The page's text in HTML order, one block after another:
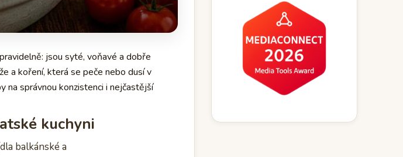
jsou syté, voňavé a dobře
a koření, která se peče nebo dusí v
na správnou konzistenci i nejčastější
kuchyni
balkánské a